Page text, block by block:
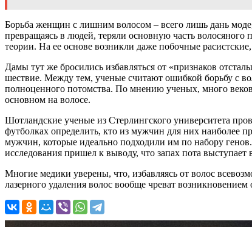
Борьба женщин с лишним волосом – всего лишь дань
превращаясь в людей, теряли основную часть
теории. На ее основе возникли даже побочные
Дамы тут же бросились избавляться от «признаков
шествие. Между тем, ученые считают ошибкой борьбу с
полноценного потомства. По мнению ученых, много
основном на волосе.
Шотландские ученые из Стерлингского университета
футболках определить, кто из мужчин для них наиболее
мужчин, которые идеально подходили им по набору
исследования пришел к выводу, что запах пота выступает
Многие медики уверены, что, избавляясь от волос
лазерного удаления волос вообще чреват возникновением